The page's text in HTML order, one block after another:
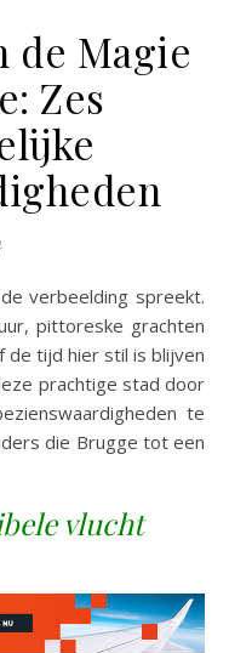
de Magie
Zes
pittoreske grachten
tijd hier stil is blijven
prachtige stad door
te
die Brugge tot een
vlucht